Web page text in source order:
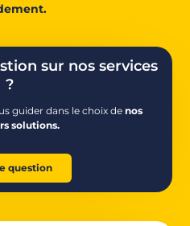
sur nos services
?
guider dans le choix de nos
solutions.
question